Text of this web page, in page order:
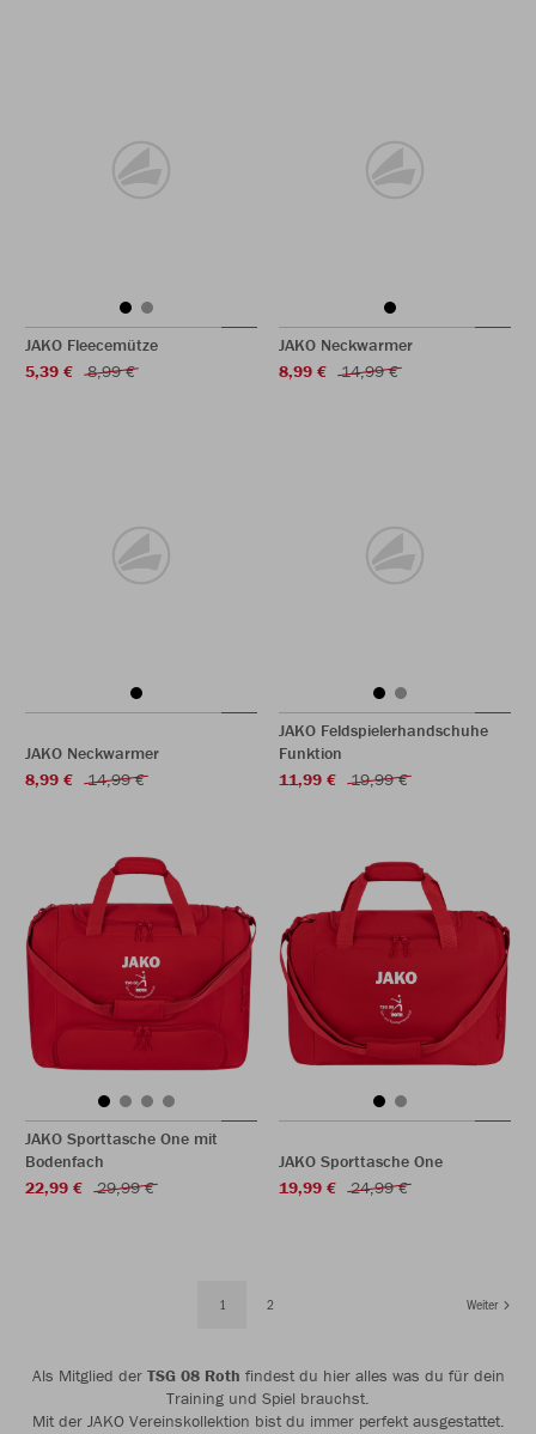
JAKO Fleecemütze
5,39 €
8,99 €
JAKO Neckwarmer
8,99 €
14,99 €
JAKO Neckwarmer
8,99 €
14,99 €
JAKO Feldspielerhandschuhe
Funktion
11,99 €
19,99 €
JAKO Sporttasche One mit
Bodenfach
22,99 €
29,99 €
JAKO Sporttasche One
19,99 €
24,99 €
1 2 Weiter
Als Mitglied der TSG 08 Roth findest du hier alles was du für dein
Training und Spiel brauchst.
Mit der JAKO Vereinskollektion bist du immer perfekt ausgestattet.